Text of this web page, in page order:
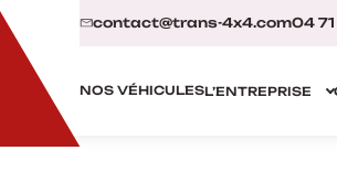
contact@trans-4x4.com04
NOS VÉHICULESL’ENTREPRISE